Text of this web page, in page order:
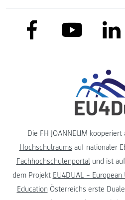
link to facebooklink to youtube
Die FH JOANNEUM kooperiert
Hochschulraums auf nationaler
Fachhochschulenportalund ist
dem Projekt EU4DUAL –
Education Österreichs erste